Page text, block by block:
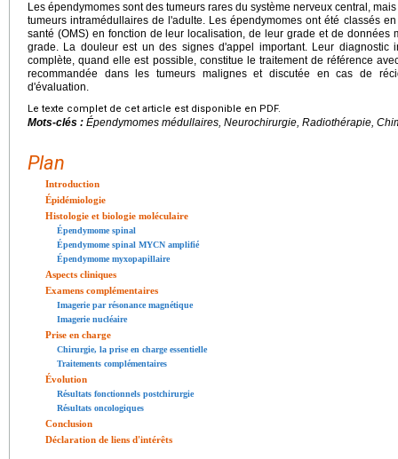
Les épendymomes sont des tumeurs rares du système nerveux central,
tumeurs intramédullaires de l'adulte. Les épendymomes ont été classés
santé (OMS) en fonction de leur localisation, de leur grade et de données
grade. La douleur est un des signes d'appel important. Leur diagnostic
complète, quand elle est possible, constitue le traitement de référence
recommandée dans les tumeurs malignes et discutée en cas de
d'évaluation.
Le texte complet de cet article est disponible en PDF.
Mots-clés : Épendymomes médullaires, Neurochirurgie, Radiothérapie,
Plan
Introduction
Épidémiologie
Histologie et biologie moléculaire
Épendymome spinal
Épendymome spinal MYCN amplifié
Épendymome myxopapillaire
Aspects cliniques
Examens complémentaires
Imagerie par résonance magnétique
Imagerie nucléaire
Prise en charge
Chirurgie, la prise en charge essentielle
Traitements complémentaires
Évolution
Résultats fonctionnels postchirurgie
Résultats oncologiques
Conclusion
Déclaration de liens d'intérêts